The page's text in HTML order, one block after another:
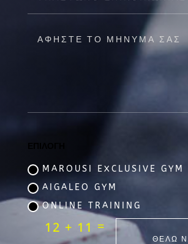
MAROUSI EXCLUSIVE GYM
AIGALEO GYM
ONLINE TRAINING
12 + 11 =
ΘΕΛΩ